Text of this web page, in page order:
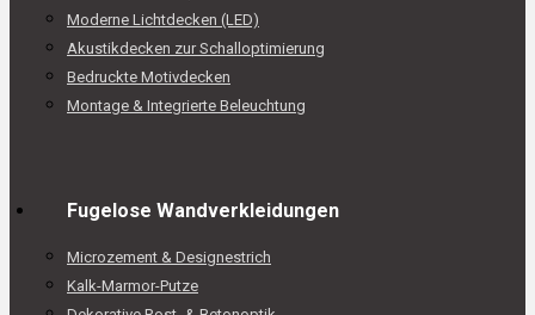
Moderne Lichtdecken (LED)
Akustikdecken zur Schalloptimierung
Bedruckte Motivdecken
Montage & Integrierte Beleuchtung
Fugelose Wandverkleidungen
Microzement & Designestrich
Kalk-Marmor-Putze